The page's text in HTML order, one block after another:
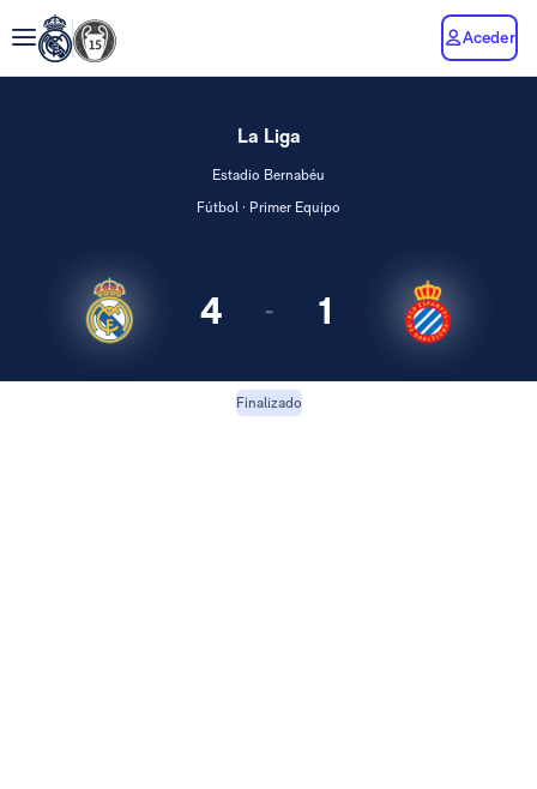
Aceder
La Liga
Estadio Bernabéu
Fútbol · Primer Equipo
4 - 1
Finalizado